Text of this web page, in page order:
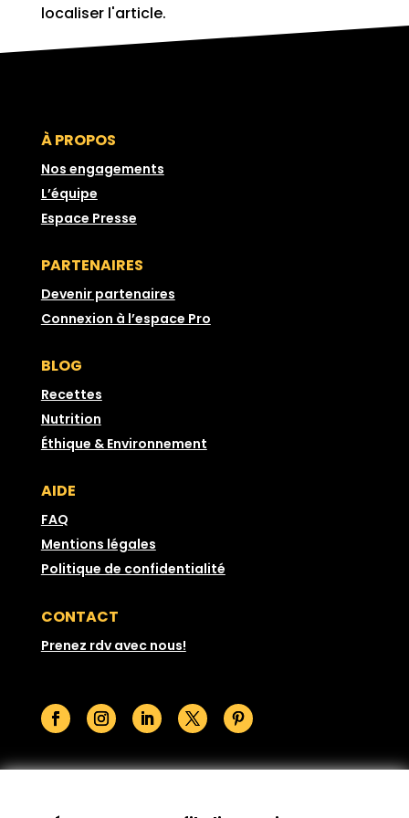
localiser l'article.
À PROPOS
Nos engagements
L’équipe
Espace Presse
PARTENAIRES
Devenir partenaires
Connexion à l’espace Pro
BLOG
Recettes
Nutrition
Éthique & Environnement
AIDE
FAQ
Mentions légales
Politique de confidentialité
CONTACT
Prenez rdv avec nous!